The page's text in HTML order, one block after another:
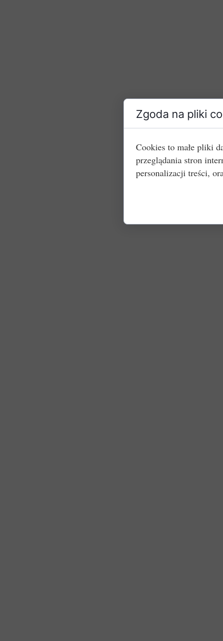
Zgoda na pliki
Cookies to małe pliki
przeglądania stron
personalizacji treści,